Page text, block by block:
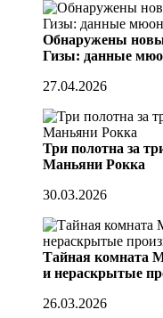
Обнаружены
Гизы: данные
27.04.2026
Три полотна за
Маньяни Рокка
30.03.2026
Тайная комната
и нераскрытые
26.03.2026